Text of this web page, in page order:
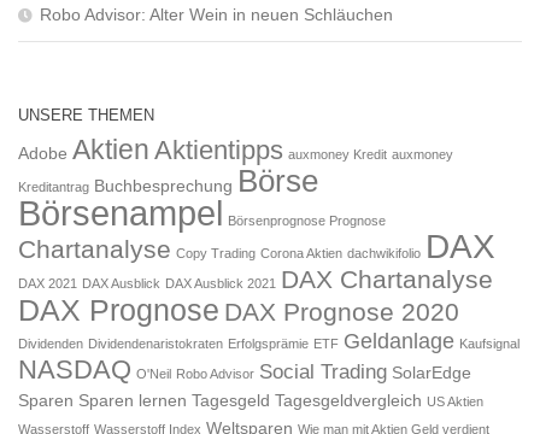
Robo Advisor: Alter Wein in neuen Schläuchen
UNSERE THEMEN
Adobe Aktien Aktientipps auxmoney Kredit auxmoney
Kreditantrag Buchbesprechung Börse
Börsenampel Börsenprognose Prognose
Chartanalyse Copy Trading Corona Aktien dachwikifolio DAX
DAX 2021 DAX Ausblick DAX Ausblick 2021 DAX Chartanalyse
DAX Prognose DAX Prognose 2020
Dividenden Dividendenaristokraten Erfolgsprämie ETF Geldanlage Kaufsignal
NASDAQ O'Neil Robo Advisor Social Trading SolarEdge
Sparen Sparen lernen Tagesgeld Tagesgeldvergleich US Aktien
Wasserstoff Wasserstoff Index Weltsparen Wie man mit Aktien Geld verdient